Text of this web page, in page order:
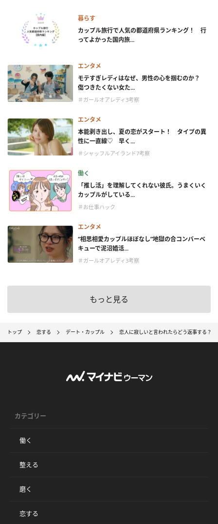
暮らす
カップル旅行で人気の都道府県ランキング！ 行
ってよかった国内旅...
エンタメ
モテすぎレディはなぜ、男性の心を掴むのか？
傷つきたくない女た...
＃ガールオアレディ3考察
エンタメ
本能剥き出し、夏の恋がスタート！ タイプの異
性に一直線♡ 早く...
＃シャッフルアイランド7考察
働く
「推し活」を理解してくれない彼氏。うまくいく
カップルがしている...
＃お仕事ハック
エンタメ
“相思相愛カップルほぼなし”地獄の合コンバーベ
キューで泥沼婚活...
＃ガールオアレディ3考察
もっと見る
トップ 恋する デート・カップル 恋人に寂しいと言われたらどう返事する？
カテゴリー
働く
整える
磨く
恋する